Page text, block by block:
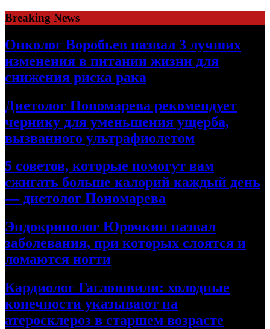
Skip
to
content
Breaking News
Онколог Воробьев назвал 3 лучших
изменения в питании жизни для
снижения риска рака
Диетолог Пономарева рекомендует
чернику для уменьшения ущерба,
вызванного ультрафиолетом
5 советов, которые помогут вам
сжигать больше калорий каждый день
— диетолог Пономарева
Эндокринолог Юрочкин назвал
заболевания, при которых слоятся и
ломаются ногти
Кардиолог Гаглошвили: холодные
конечности указывают на
атеросклероз в старшем возрасте